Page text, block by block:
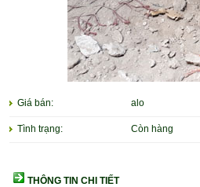
Giá bán: alo
Tình trạng: Còn hàng
THÔNG TIN CHI TIẾT